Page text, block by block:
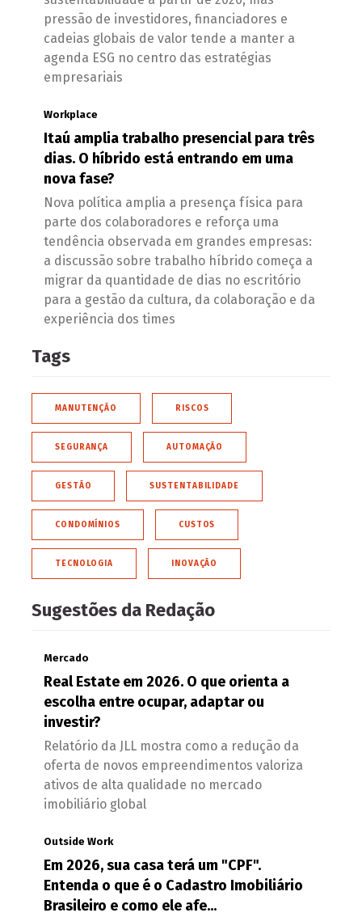
pressão de investidores, financiadores e
cadeias globais de valor tende a manter a
agenda ESG no centro das estratégias
empresariais
Workplace
Itaú amplia trabalho presencial para três
dias. O híbrido está entrando em uma
nova fase?
Nova política amplia a presença física para
parte dos colaboradores e reforça uma
tendência observada em grandes empresas:
a discussão sobre trabalho híbrido começa a
migrar da quantidade de dias no escritório
para a gestão da cultura, da colaboração e da
experiência dos times
Tags
MANUTENÇÃO RISCOS
SEGURANÇA AUTOMAÇÃO
GESTÃO SUSTENTABILIDADE
CONDOMÍNIOS CUSTOS
TECNOLOGIA INOVAÇÃO
Sugestões da Redação
Mercado
Real Estate em 2026. O que orienta a
escolha entre ocupar, adaptar ou
investir?
Relatório da JLL mostra como a redução da
oferta de novos empreendimentos valoriza
ativos de alta qualidade no mercado
imobiliário global
Outside Work
Em 2026, sua casa terá um "CPF".
Entenda o que é o Cadastro Imobiliário
Brasileiro e como ele afe...